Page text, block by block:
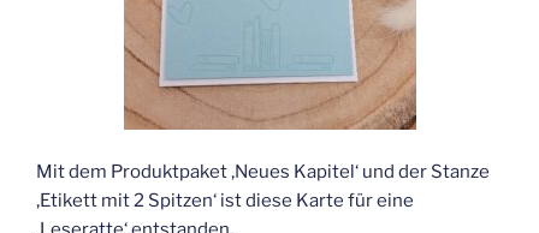
Mit dem Produktpaket ‚Neues Kapitel‘ und der Stanze
‚Etikett mit 2 Spitzen‘ ist diese Karte für eine